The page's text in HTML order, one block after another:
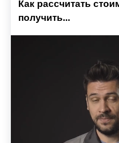
Как рассчитать
получить...